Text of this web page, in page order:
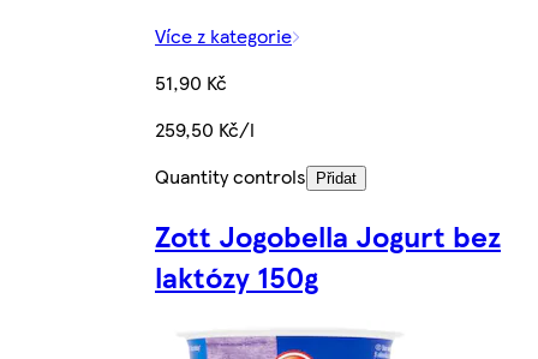
Více z kategorie
51,90 Kč
259,50 Kč/l
Quantity controls
Přidat
Zott Jogobella Jogurt bez
laktózy 150g